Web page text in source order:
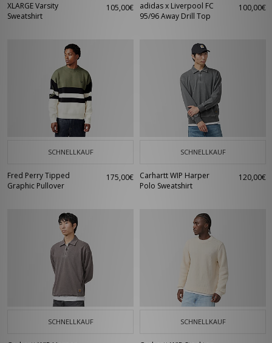
XLARGE Varsity
Sweatshirt
105,00€
adidas x Liverpool FC
95/96 Away Drill Top
100,00€
SCHNELLKAUF
Fred Perry Tipped
Graphic Pullover
175,00€
SCHNELLKAUF
Carhartt WIP Harper
Polo Sweatshirt
120,00€
SCHNELLKAUF SCHNELLKAUF